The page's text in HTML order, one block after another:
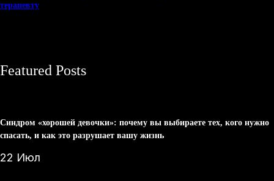
терапевту
Featured Posts
Синдром «хорошей девочки»: почему вы выбираете тех, кого нужно
спасать, и как это разрушает вашу жизнь
22 Июл